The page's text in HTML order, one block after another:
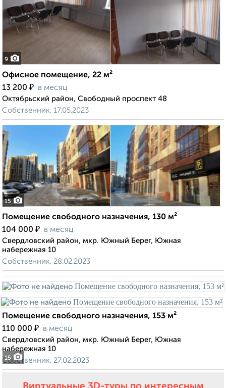
9
Офисное помещение, 22 м²
13 200 ₽ в месяц
Октябрьский район, Свободный проспект 48
Собственник, 17.05.2023
15
Помещение свободного назначения, 130 м²
104 000 ₽ в месяц
Свердловский район, мкр. Южный Берег, Южная
набережная 10
Собственник, 28.02.2023
15
Помещение свободного назначения, 153 м²
110 000 ₽ в месяц
Свердловский район, мкр. Южный Берег, Южная
набережная 10
Собственник, 27.02.2023